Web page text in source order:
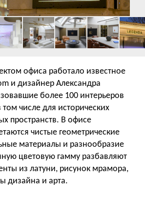
офиса работало известное
и дизайнер Александра
более 100 интерьеров
числе для исторических
пространств. В офисе
чистые геометрические
материалы и разнообразие
цветовую гамму разбавляют
из латуни, рисунок мрамора,
дизайна и арта.